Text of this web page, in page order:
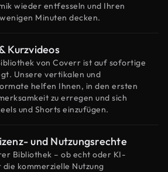
wieder entfesseln und Ihren
Minuten decken.
Kurzvideos
von Coverr ist auf sofortige
Unsere vertikalen und
helfen Ihnen, in den ersten
zu erregen und sich
und Shorts einzufügen.
und Nutzungsrechte
Bibliothek – ob echt oder KI-
kommerzielle Nutzung